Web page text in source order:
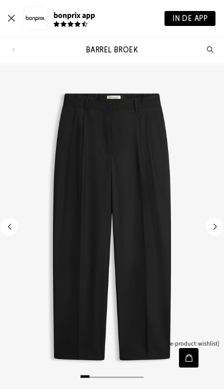
bonprix app IN DE APP
BARREL BROEK
[node-product-wishlist]